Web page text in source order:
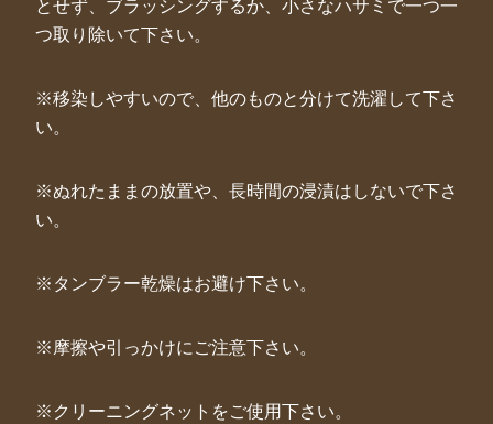
とせず、ブラッシングするか、小さなハサミで一つ一
つ取り除いて下さい。
※移染しやすいので、他のものと分けて洗濯して下さ
い。
※ぬれたままの放置や、長時間の浸漬はしないで下さ
い。
※タンブラー乾燥はお避け下さい。
※摩擦や引っかけにご注意下さい。
※クリーニングネットをご使用下さい。